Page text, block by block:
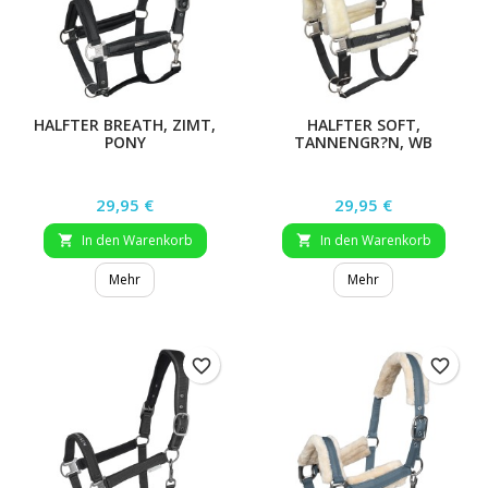
HALFTER BREATH, ZIMT,
PONY
Preis
29,95 €
 In den Warenkorb
Mehr
HALFTER SOFT,
TANNENGR?N, WB
Preis
29,95 €
 In den Warenkorb
Mehr
favorite_border favorite_border